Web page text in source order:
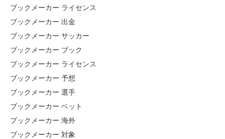
ブックメーカー ライセンス
ブックメーカー 出金
ブックメーカー サッカー
ブックメーカー ブック
ブックメーカー ライセンス
ブックメーカー 予想
ブックメーカー 選手
ブックメーカー ベット
ブックメーカー 海外
ブックメーカー 対象